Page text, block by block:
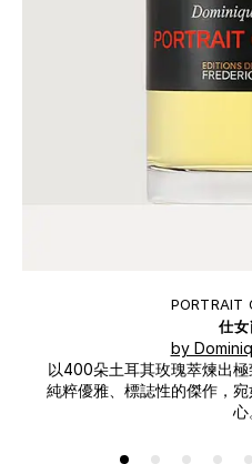
PORTRAIT
仕女
by
以400朵土耳其玫瑰萃煉出
純粹優雅、標誌性的傑作，
心